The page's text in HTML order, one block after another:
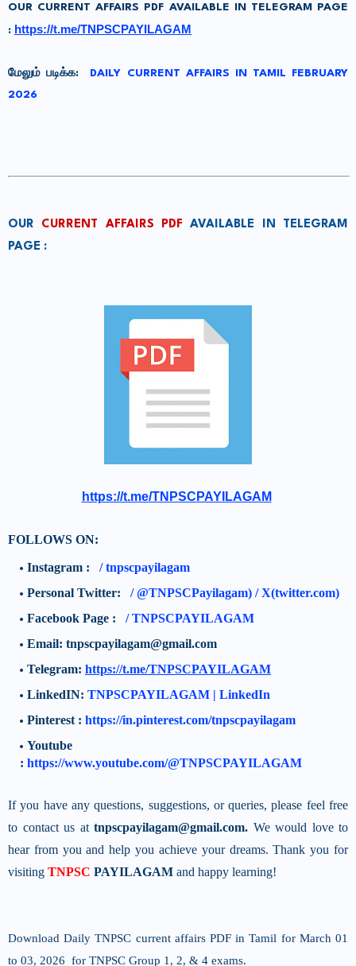
OUR CURRENT AFFAIRS PDF AVAILABLE IN TELEGRAM PAGE
: https://t.me/TNPSCPAYILAGAM
மேலும் படிக்க: DAILY CURRENT AFFAIRS IN TAMIL FEBRUARY
2026
OUR CURRENT AFFAIRS PDF AVAILABLE IN TELEGRAM
PAGE :
https://t.me/TNPSCPAYILAGAM
FOLLOWS ON:
Instagram : /tnpscpayilagam
Personal Twitter:
/@TNPSCPayilagam) / X(twitter.com)
Facebook Page : / TNPSCPAYILAGAM
Email: tnpscpayilagam@gmail.com
Telegram: https://t.me/TNPSCPAYILAGAM
LinkedIN: TNPSCPAYILAGAM | LinkedIn
Pinterest : https://in.pinterest.com/tnpscpayilagam
Youtube
: https://www.youtube.com/@TNPSCPAYILAGAM
If you have any questions, suggestions, or queries, please feel free
to contact us at tnpscpayilagam@gmail.com. We would love to
hear from you and help you achieve your dreams. Thank you for
visiting TNPSC PAYILAGAM and happy learning!
Download Daily TNPSC current affairs PDF in Tamil for March 01
to 03, 2026 for TNPSC Group 1, 2, & 4 exams.